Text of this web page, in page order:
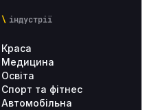
індустрії
Краса
Медицина
Освіта
Спорт та фітнес
Автомобільна